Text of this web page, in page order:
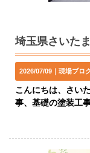
2026/07/09｜現場ブロ
こんにちは、さい
事、基礎の塗装工